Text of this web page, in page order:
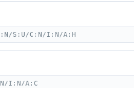
S:U/C:N/I:N/A:H
I:N/A:C